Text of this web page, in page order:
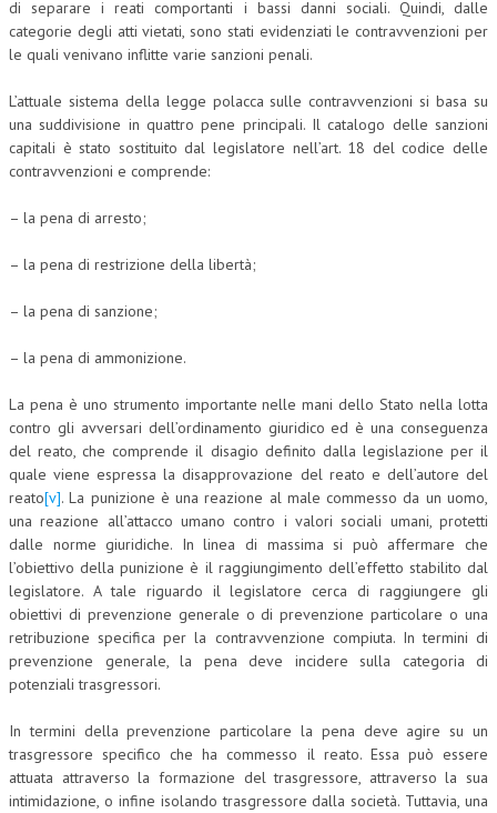
PERSONA E CITTÀ
L’UMANISTA
DIRITTO PENALE D’IMPRESA
DIRITTO DEL LAVORO
DIRITTO DEL WEB
DIRITTO TRIBUTARIO
FISCALITÀ INTERNAZIONALE
TAX RISK MANAGEMENT
CRIMINOLOGIA TRIBUTARIA
CFC E PARADISI FISCALI
TRANSFER PRICING
PRASSI
TRIBUTARIA
GIURISPRUDENZA
di separare i reati comportanti i bassi danni sociali. Quindi, dalle
categorie degli atti vietati, sono stati evidenziati le contravvenzioni per
le quali venivano inflitte varie sanzioni penali.
L’attuale sistema della legge polacca sulle contravvenzioni si basa su
una suddivisione in quattro pene principali. Il catalogo delle sanzioni
capitali è stato sostituito dal legislatore nell’art. 18 del codice delle
contravvenzioni e comprende:
– la pena di arresto;
– la pena di restrizione della libertà;
– la pena di sanzione;
– la pena di ammonizione.
La pena è uno strumento importante nelle mani dello Stato nella lotta
contro gli avversari dell’ordinamento giuridico ed è una conseguenza
del reato, che comprende il disagio definito dalla legislazione per il
quale viene espressa la disapprovazione del reato e dell’autore del
reato[v]. La punizione è una reazione al male commesso da un uomo,
una reazione all’attacco umano contro i valori sociali umani, protetti
dalle norme giuridiche. In linea di massima si può affermare che
l’obiettivo della punizione è il raggiungimento dell’effetto stabilito dal
legislatore. A tale riguardo il legislatore cerca di raggiungere gli
obiettivi di prevenzione generale o di prevenzione particolare o una
retribuzione specifica per la contravvenzione compiuta. In termini di
prevenzione generale, la pena deve incidere sulla categoria di
potenziali trasgressori.
In termini della prevenzione particolare la pena deve agire su un
trasgressore specifico che ha commesso il reato. Essa può essere
attuata attraverso la formazione del trasgressore, attraverso la sua
intimidazione, o infine isolando trasgressore dalla società. Tuttavia, una